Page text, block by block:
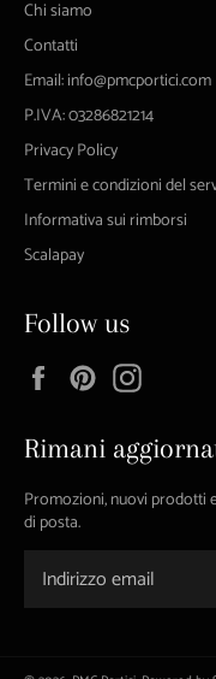
Chi siamo
Contatti
Email: info@pmcportici.com
P.IVA: 03286821214
Privacy Policy
Termini e condizioni del
Informativa sui rimborsi
Scalapay
Follow us
FacebookPinterest
Rimani
Promozioni, nuovi prodotti
di posta.